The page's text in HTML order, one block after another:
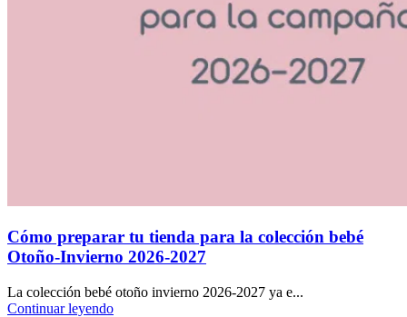
Cómo preparar tu tienda para la colección bebé
Otoño-Invierno 2026-2027
La colección bebé otoño invierno 2026-2027 ya e...
Continuar leyendo